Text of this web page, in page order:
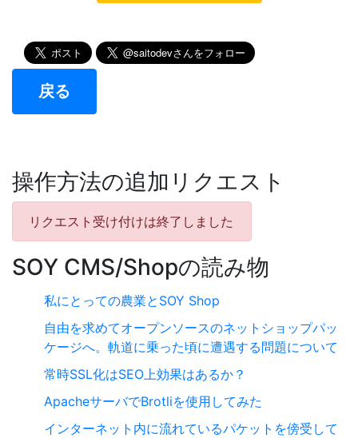
戻る
操作方法の追加リクエスト
リクエスト受け付けは終了しました
SOY CMS/Shopの読み物
私にとっての農業とSOY Shop
自由を求めてオープンソースのネットショップパッ
ケージへ。軌道に乗った頃に遭遇する問題について
常時SSL化はSEO上効果はあるか？
ApacheサーバでBrotliを使用してみた
インターネット内に流れているパケットを傍受して